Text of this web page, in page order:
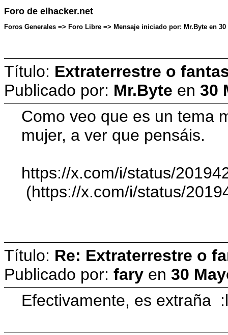
Foro de elhacker.net
Foros Generales => Foro Libre => Mensaje iniciado por: Mr.Byte en 30
Título: Extraterrestre o
Publicado por: Mr.Byte en 30
Como veo que es un tema
mujer, a ver que pensáis.
https://x.com/i/status/
(https://x.com/i/status/
Título: Re: Extraterrestre o
Publicado por: fary en 30
Efectivamente, es extraña